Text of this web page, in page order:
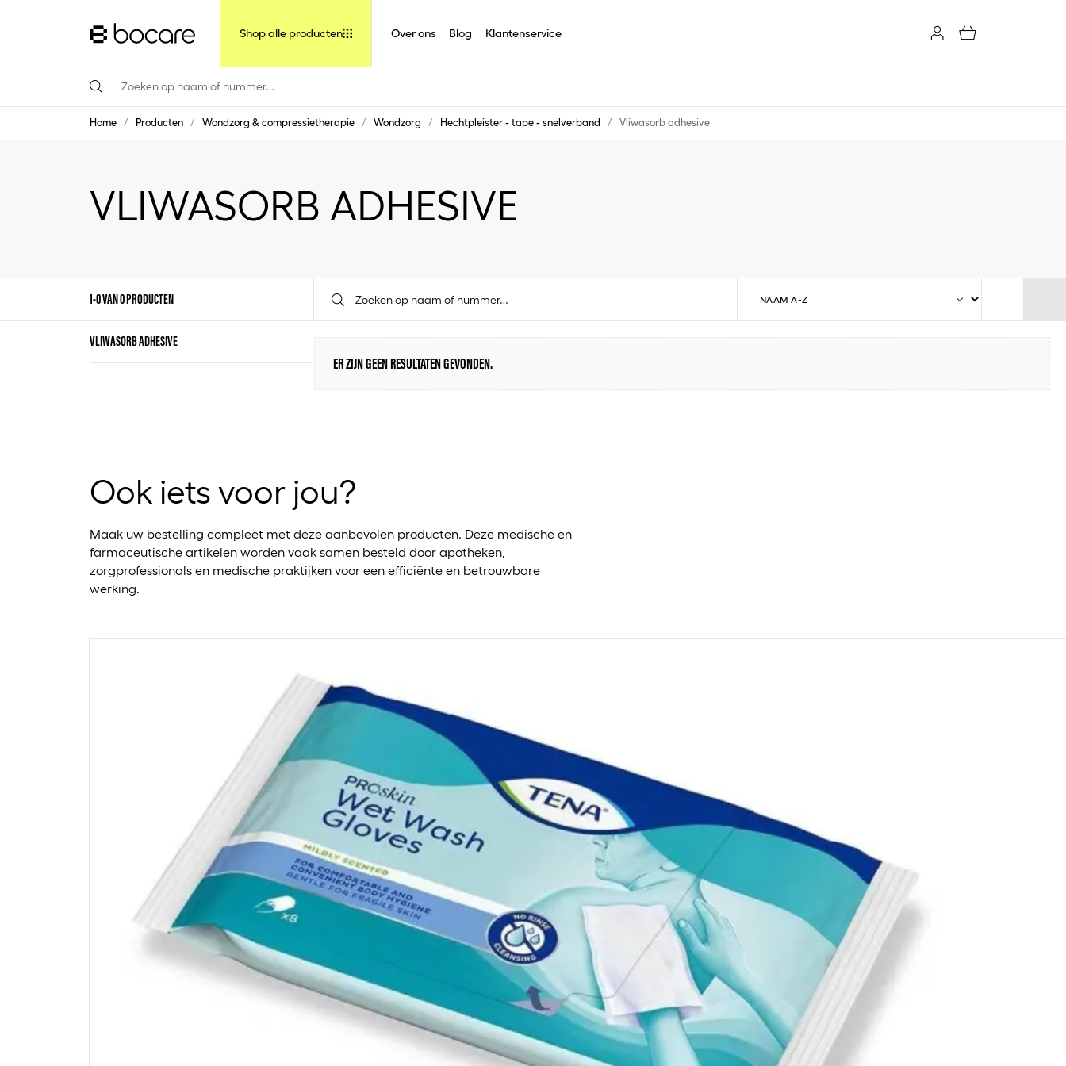
Shop alle producten Over ons Blog Klantenservice
Home / Producten / Wondzorg & compressietherapie / Wondzorg / Hechtpleister - tape - snelverband / Vliwasorb adhesive
VLIWASORB ADHESIVE
1-0 VAN 0 PRODUCTEN
VLIWASORB ADHESIVE
ER ZIJN GEEN RESULTATEN GEVONDEN.
Ook iets voor jou?
Maak uw bestelling compleet met deze aanbevolen producten. Deze medische en
farmaceutische artikelen worden vaak samen besteld door apotheken,
zorgprofessionals en medische praktijken voor een efficiënte en betrouwbare
werking.